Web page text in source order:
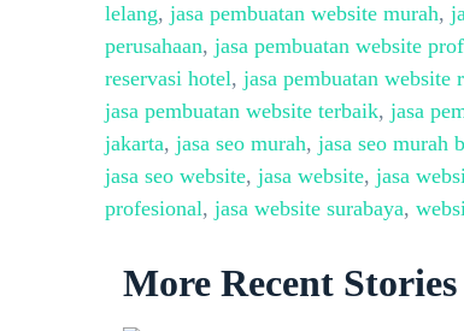
lelang, jasa pembuatan website murah,
perusahaan, jasa pembuatan website
reservasi hotel, jasa pembuatan website
jasa pembuatan website terbaik, jasa
jakarta, jasa seo murah, jasa seo murah
jasa seo website, jasa website, jasa
profesional, jasa website surabaya,
More Recent Stories